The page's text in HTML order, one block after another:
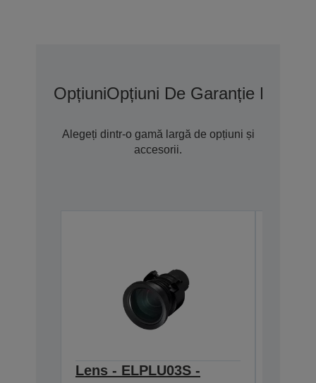
OpțiuniOpțiuni De Garanție
Alegeți dintr-o gamă largă de opțiuni și
accesorii.
Lens - ELPLU03S -